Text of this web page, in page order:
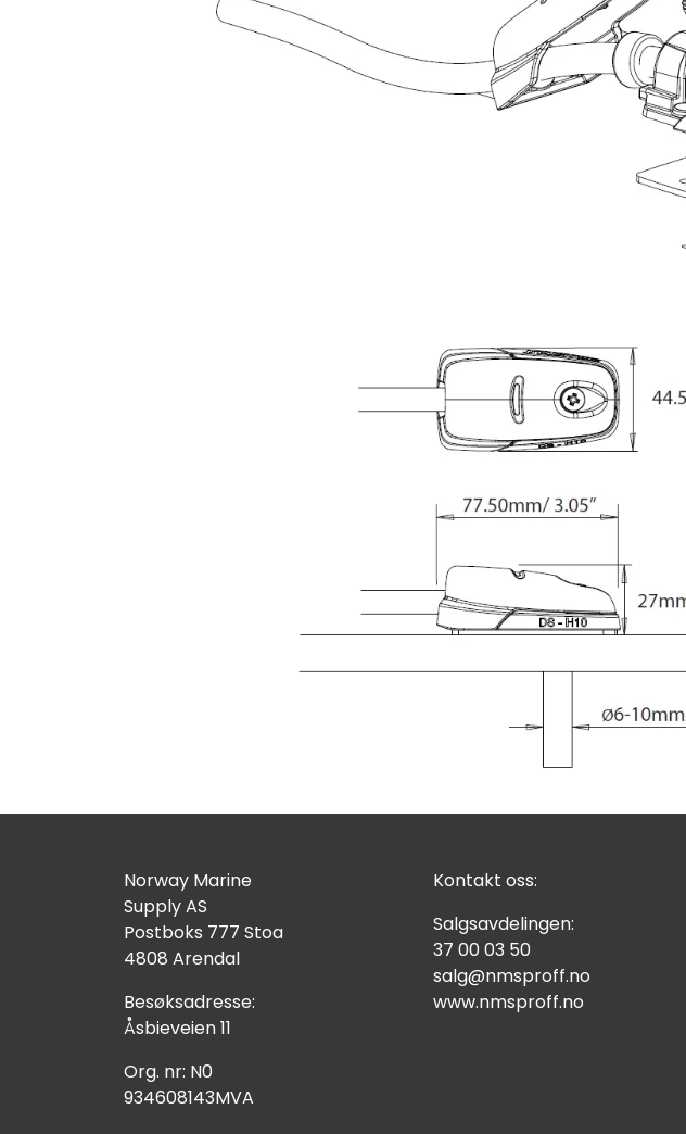
Norway Marine
Supply AS
Postboks 777 Stoa
4808 Arendal
Besøksadresse:
Åsbieveien 11
Org. nr: N0
934608143MVA
Kontakt oss:
Salgsavdelingen:
37 00 03 50
salg@nmsproff.no
www.nmsproff.no